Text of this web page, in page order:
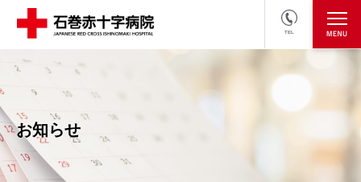
TEL
医療関係者の方
お知らせ